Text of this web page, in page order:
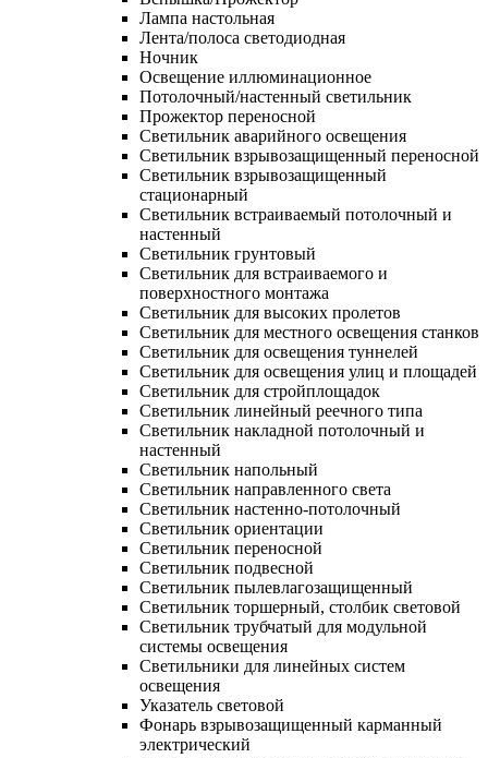
Лампа настольная
Лента/полоса светодиодная
Ночник
Освещение иллюминационное
Потолочный/настенный светильник
Прожектор переносной
Светильник аварийного освещения
Светильник взрывозащищенный переносной
Светильник взрывозащищенный
стационарный
Светильник встраиваемый потолочный и
настенный
Светильник грунтовый
Светильник для встраиваемого и
поверхностного монтажа
Светильник для высоких пролетов
Светильник для местного освещения станков
Светильник для освещения туннелей
Светильник для освещения улиц и площадей
Светильник для стройплощадок
Светильник линейный реечного типа
Светильник накладной потолочный и
настенный
Светильник напольный
Светильник направленного света
Светильник настенно-потолочный
Светильник ориентации
Светильник переносной
Светильник подвесной
Светильник пылевлагозащищенный
Светильник торшерный, столбик световой
Светильник трубчатый для модульной
системы освещения
Светильники для линейных систем
освещения
Указатель световой
Фонарь взрывозащищенный карманный
электрический